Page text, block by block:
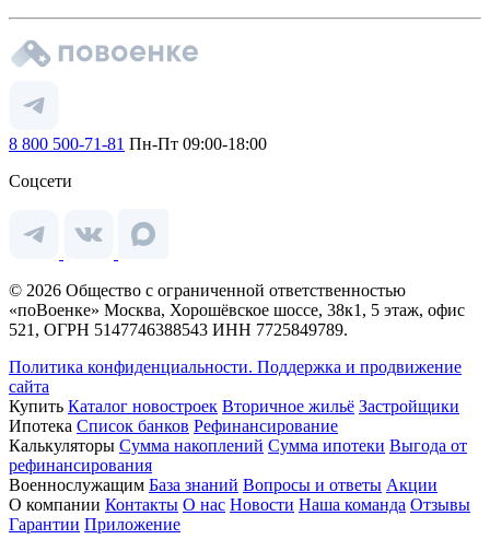
8 800 500-71-81 Пн-Пт 09:00-18:00
Соцсети
© 2026 Общество с ограниченной ответственностью
«поВоенке» Москва, Хорошёвское шоссе, 38к1, 5 этаж, офис
521, ОГРН 5147746388543 ИНН 7725849789.
Политика конфиденциальности. Поддержка и продвижение
сайта
Купить Каталог новостроек Вторичное жильё Застройщики
Ипотека Список банков Рефинансирование
Калькуляторы Сумма накоплений Сумма ипотеки Выгода от
рефинансирования
Военнослужащим База знаний Вопросы и ответы Акции
О компании Контакты О нас Новости Наша команда Отзывы
Гарантии Приложение